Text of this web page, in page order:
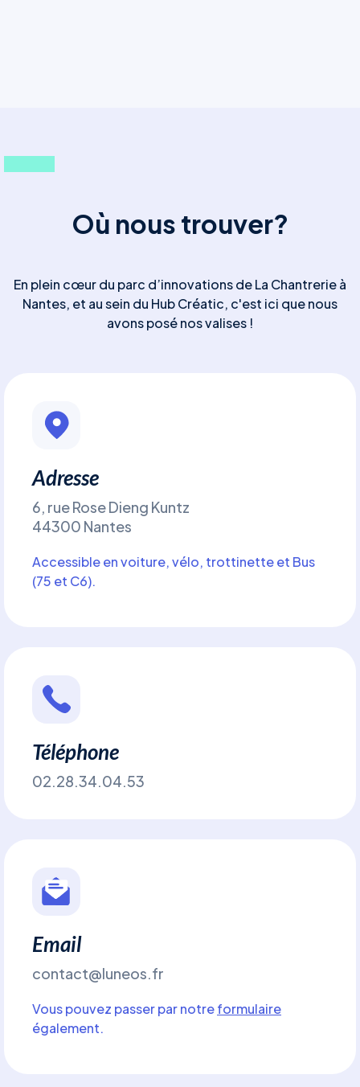
Où nous trouver?
En plein cœur du parc d’innovations de La Chantrerie à
Nantes, et au sein du Hub Créatic, c'est ici que nous
avons posé nos valises !
Adresse
6, rue Rose Dieng Kuntz
44300 Nantes
Accessible en voiture, vélo, trottinette et Bus
(75 et C6).
Téléphone
02.28.34.04.53
Email
contact@luneos.fr
Vous pouvez passer par notreformulaire
également.